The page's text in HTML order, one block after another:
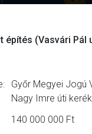
építés (Vasvári
Győr Megyei Jogú
Nagy Imre úti
140 000 000 Ft